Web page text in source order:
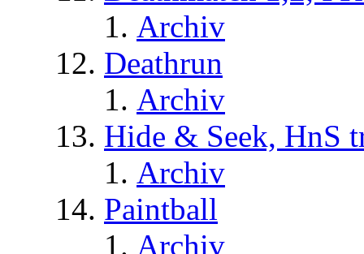
Archiv
Deathrun
Archiv
Hide & Seek, HnS
Archiv
Paintball
Archiv